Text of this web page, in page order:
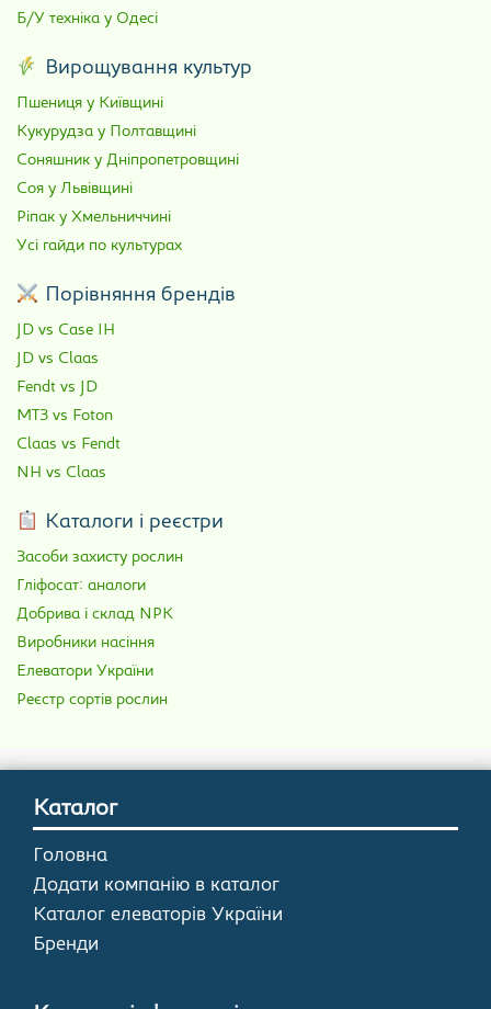
Б/У техніка у Одесі
Вирощування культур
Пшениця у Київщині
Кукурудза у Полтавщині
Соняшник у Дніпропетровщині
Соя у Львівщині
Ріпак у Хмельниччині
Усі гайди по культурах
Порівняння брендів
JD vs Case IH
JD vs Claas
Fendt vs JD
МТЗ vs Foton
Claas vs Fendt
NH vs Claas
Каталоги і реєстри
Засоби захисту рослин
Гліфосат: аналоги
Добрива і склад NPK
Виробники насіння
Елеватори України
Реєстр сортів рослин
Каталог
Головна
Додати компанію в каталог
Каталог елеваторів України
Бренди